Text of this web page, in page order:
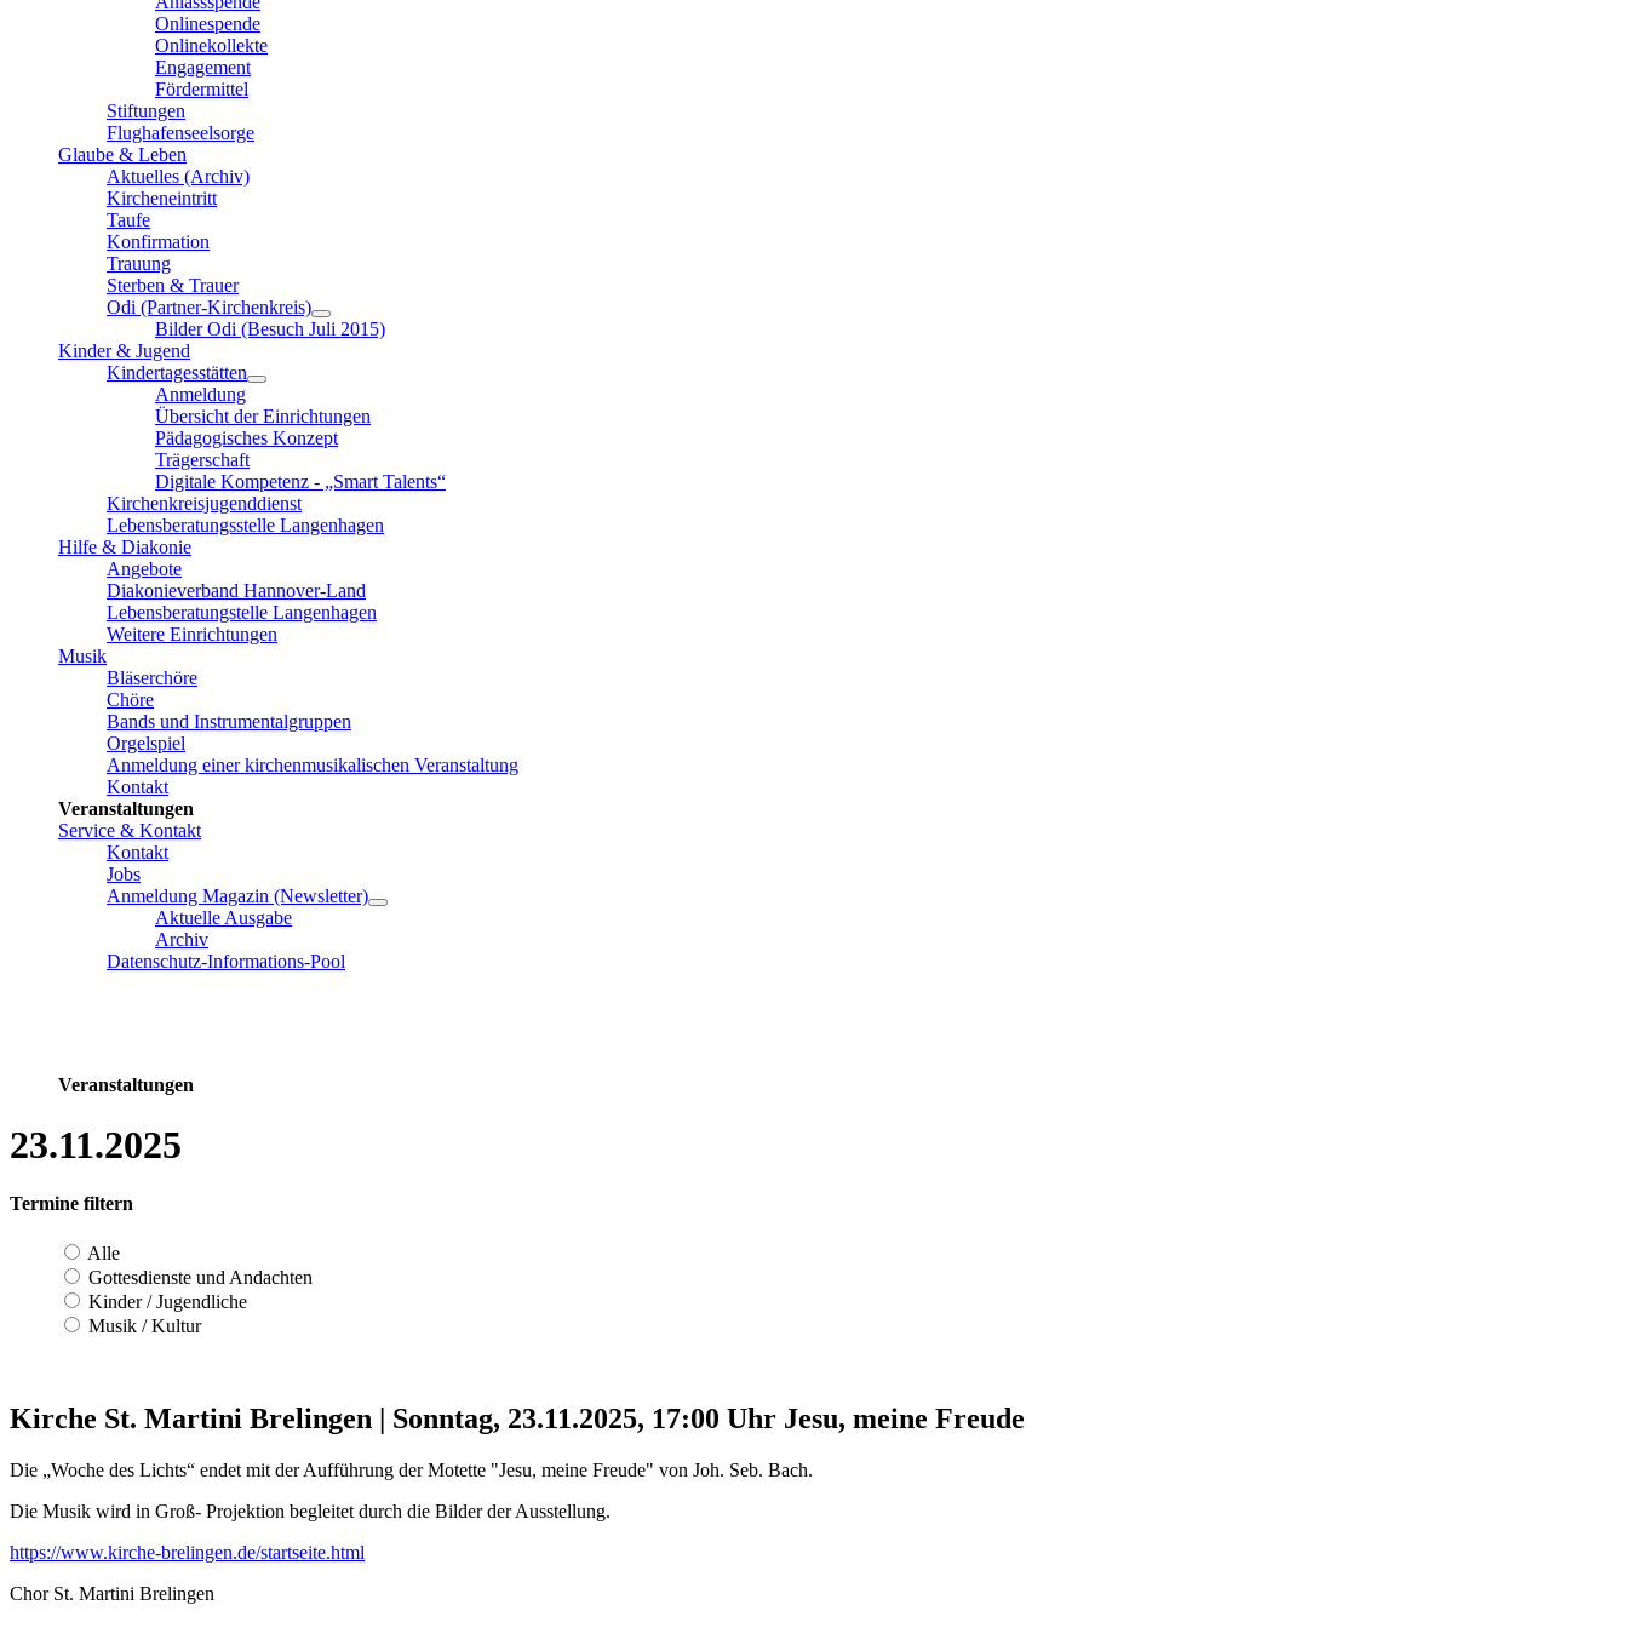
Onlinespende
Onlinekollekte
Engagement
Fördermittel
Stiftungen
Flughafenseelsorge
Glaube & Leben
Aktuelles (Archiv)
Kircheneintritt
Taufe
Konfirmation
Trauung
Sterben & Trauer
Odi (Partner-Kirchenkreis)
Bilder Odi (Besuch Juli 2015)
Kinder & Jugend
Kindertagesstätten
Anmeldung
Übersicht der Einrichtungen
Pädagogisches Konzept
Trägerschaft
Digitale Kompetenz - „Smart Talents“
Kirchenkreisjugenddienst
Lebensberatungsstelle Langenhagen
Hilfe & Diakonie
Angebote
Diakonieverband Hannover-Land
Lebensberatungstelle Langenhagen
Weitere Einrichtungen
Musik
Bläserchöre
Chöre
Bands und Instrumentalgruppen
Orgelspiel
Anmeldung einer kirchenmusikalischen Veranstaltung
Kontakt
Veranstaltungen
Service & Kontakt
Kontakt
Jobs
Anmeldung Magazin (Newsletter)
Aktuelle Ausgabe
Archiv
Datenschutz-Informations-Pool
Veranstaltungen
23.11.2025
Termine filtern
Alle
Gottesdienste und Andachten
Kinder / Jugendliche
Musik / Kultur
Kirche St. Martini Brelingen Sonntag, 23.11.2025, 17:00 Uhr Jesu, meine Freude
Die „Woche des Lichts“ endet mit der Aufführung der Motette "Jesu, meine Freude" von Joh. Seb. Bach.
Die Musik wird in Groß- Projektion begleitet durch die Bilder der Ausstellung.
https://www.kirche-brelingen.de/startseite.html
Chor St. Martini Brelingen